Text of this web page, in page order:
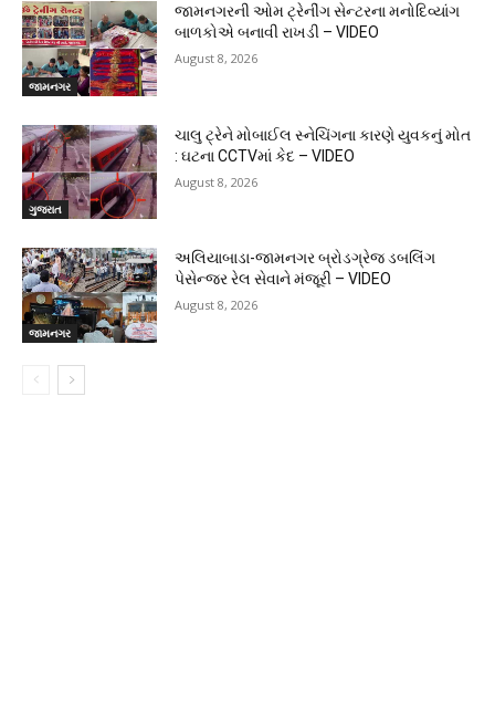
જામનગર
જામનગરની ઓમ ટ્રેનીંગ સેન્ટરના મનોદિવ્યાંગ
બાળકોએ બનાવી રાખડી – VIDEO
August 8, 2026
ગુજરાત
ચાલુ ટ્રેને મોબાઈલ સ્નેચિંગના કારણે યુવકનું મોત
: ઘટના CCTVમાં કેદ – VIDEO
August 8, 2026
જામનગર
અલિયાબાડા-જામનગર બ્રોડગ્રેજ ડબલિંગ
પેસેન્જર રેલ સેવાને મંજૂરી – VIDEO
August 8, 2026